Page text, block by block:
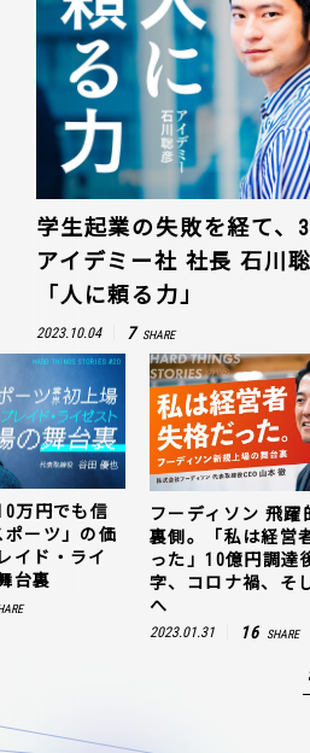
学生起業の失敗を経て、
アイデミー社 社長 石川
「人に頼る力」
2023.10.04 7 SHARE
万円でも信
ーツ」の価
イド・ライ
台裏
フーディソン 飛躍
裏側。「私は経営
った」10億円調達
字、コロナ禍、そ
へ
2023.01.31 16 SHARE